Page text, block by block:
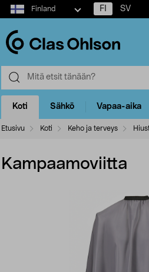
Select
market
Finland FI SV
Koti Sähkö Vapaa-aika
Etusivu Koti Keho ja terveys
Kampaamoviitta